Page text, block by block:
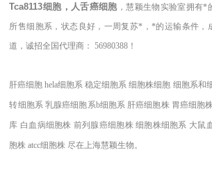
Tca8113细胞，人舌癌细胞，慧颖生物实验室拥有*
所售细胞系，状态良好，一周复苏*，*的运输条件，
道，诚招全国代理商： 56980388！
肝癌细胞 hela细胞系 稳定细胞系 细胞株细胞 细胞系和
转细胞系 乳腺癌细胞系b细胞系 肝癌细胞株 胃癌细胞
库 白血病细胞株 前列腺癌细胞株 细胞株细胞系 大鼠
胞株 atcc细胞株 尽在上海慧颖生物。